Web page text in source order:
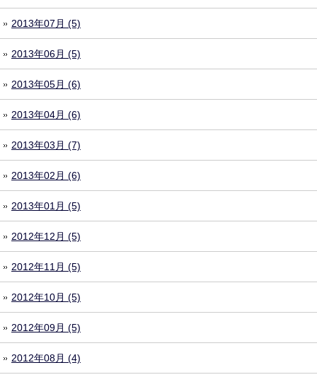
2013年07月 (5)
2013年06月 (5)
2013年05月 (6)
2013年04月 (6)
2013年03月 (7)
2013年02月 (6)
2013年01月 (5)
2012年12月 (5)
2012年11月 (5)
2012年10月 (5)
2012年09月 (5)
2012年08月 (4)